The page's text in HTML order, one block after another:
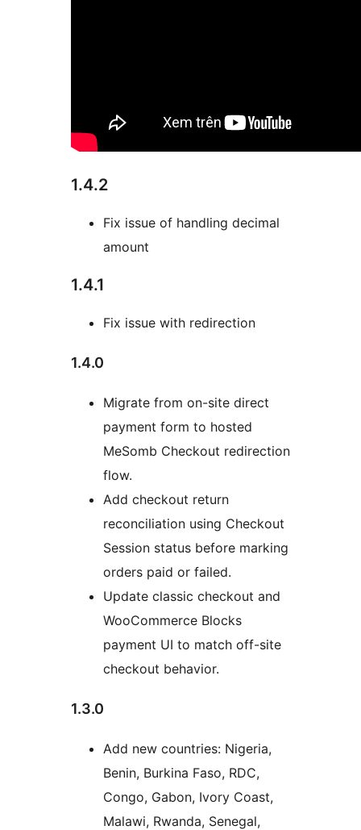
1.4.2
Fix issue of handling decimal
amount
1.4.1
Fix issue with redirection
1.4.0
Migrate from on-site direct
payment form to hosted
MeSomb Checkout redirection
flow.
Add checkout return
reconciliation using Checkout
Session status before marking
orders paid or failed.
Update classic checkout and
WooCommerce Blocks
payment UI to match off-site
checkout behavior.
1.3.0
Add new countries: Nigeria,
Benin, Burkina Faso, RDC,
Congo, Gabon, Ivory Coast,
Malawi, Rwanda, Senegal,